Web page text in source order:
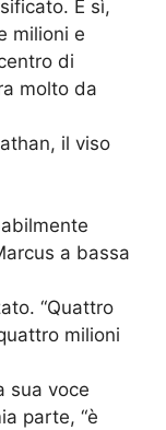
E sì,
milioni e
di
molto da
il viso
a bassa
“Quattro
milioni
sua voce
parte, “è